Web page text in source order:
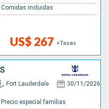
US$ 267 +Tasas
Comidas incluidas
Fort Lauderdale 30/11/2026
Precio especial familias